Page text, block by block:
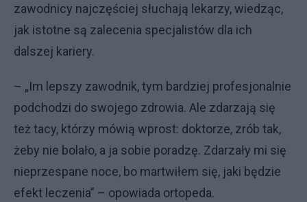
zawodnicy najczęściej słuchają lekarzy, wiedząc,
jak istotne są zalecenia specjalistów dla ich
dalszej kariery.
– „Im lepszy zawodnik, tym bardziej profesjonalnie
podchodzi do swojego zdrowia. Ale zdarzają się
też tacy, którzy mówią wprost: doktorze, zrób tak,
żeby nie bolało, a ja sobie poradzę. Zdarzały mi się
nieprzespane noce, bo martwiłem się, jaki będzie
efekt leczenia” – opowiada ortopeda.